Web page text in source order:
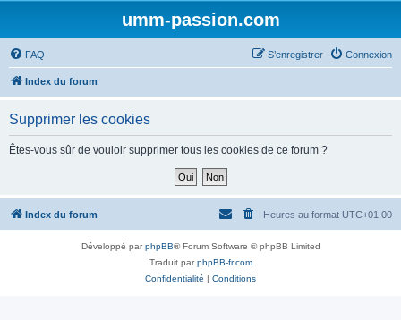
umm-passion.com
FAQ Connexion
S’enregistrer
Index du forum
Supprimer les cookies
Êtes-vous sûr de vouloir supprimer tous les cookies de ce forum ?
Index du forum Heures au format UTC+01:00
Développé parphpBB® Forum Software © phpBB Limited
Traduit parphpBB-fr.com
Confidentialité | Conditions